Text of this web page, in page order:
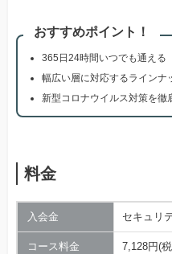
おすすめポイント！
365日24時間いつでも通える
幅広い層に対応するラインナ
新型コロナウイルス対策を徹
料金
入会金 セキュリ
コース料金 7,128円(